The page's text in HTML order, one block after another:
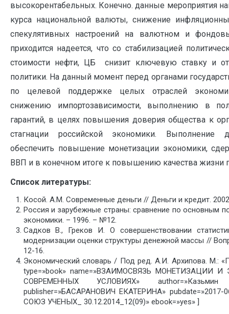
высокорентабельных. Конечно. данные мероприятия
курса национальной валюты, снижение
спекулятивных настроений на валютном и
приходится надеется, что со стабилизацией
стоимости нефти, ЦБ снизит ключевую ставку и
политики. На данный момент перед органами
по целевой поддержке целых отраслей
снижению импортозависимости, выполнению в
гарантий, в целях повышения доверия общества к
стагнации российской экономики.
обеспечить повышение монетизации экономики,
ВВП и в конечном итоге к повышению качества жизни
Список литературы:
Косой. А.М. Современные деньги // Деньги и кредит.
Россия и зарубежные страны: сравнение по основным
экономики. – 1996. – №12.
Садков В., Греков И. О совершенствовании
модернизации оценки структуры денежной массы //
12-16.
Экономический словарь / Под ред. А.И. Архипова. М.:
type=»book» name=»ВЗАИМОСВЯЗЬ МОНЕТИЗАЦИИ
СОВРЕМЕННЫХ УСЛОВИЯХ»
publisher=»БАСАРАНОВИЧ ЕКАТЕРИНА» pubdate=»2017-
СОЮЗ УЧЕНЫХ_ 30.12.2014_12(09)» ebook=»yes» ]